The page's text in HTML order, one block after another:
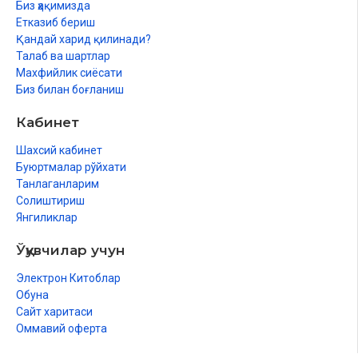
Улуғ ният
Зухдсиз ибодат йўқ
Тақиқларни тарк қилиш
Яхшилар эсланганда раҳмат ёғилади
«Фалончи Аллоҳга журъатли» деманглар
Илмга бахилликнинг козоси
Одобнинг аҳамияти
Фасод юқоридан келади
Саҳар вақтидаги дуо
Биз ҳақимизда
Етказиб бериш
Қандай харид қилинади?
Талаб ва шартлар
Махфийлик сиёсати
Биз билан боғланиш
Кабинет
Шахсий кабинет
Буюртмалар рўйхати
Танлаганларим
Солиштириш
Янгиликлар
Ўқувчилар учун
Электрон Китоблар
Обуна
Сайт харитаси
Оммавий оферта